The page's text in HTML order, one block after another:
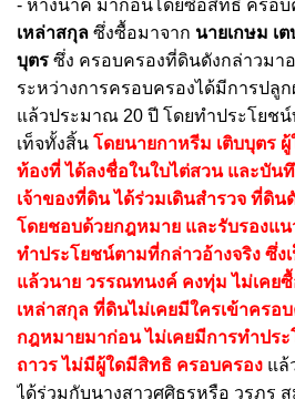
- หางนาค มาก่อนโดยซื้อสิทธิ ครอบ
เหล่าสกุล ซึ่งซื้อมาจาก นายเกษม เ
บุตร ซึ่ง ครอบครองที่ดินดังกล่าวมาอ
ระหว่างการครอบครองได้มีการปลู
แล้วประมาณ 20 ปี โดยทําประโยชน์
เท็จทั้งสิ้น โดยนายกาหรีม เติบบุตร
ท้องที่ ได้ลงชื่อในใบไต่สวน และบัน
เจ้าของที่ดิน ได้ร่วมเดินสํารวจ ที่ดิ
โดยชอบด้วยกฎหมาย และรับรองแ
ทําประโยชน์ตามที่กล่าวอ้างจริง ซึ่ง
แล้วนาย วรรณทนงค์ คงทุ่ม ไม่เคย
เหล่าสกุล ที่ดินไม่เคยมีใครเข้าครอ
กฎหมายมาก่อน ไม่เคยมีการทําประ
ถาวร ไม่มีผู้ใดมีสิทธิ ครอบครอง แล้
ได้ร่วมกับนางสาวศศิธรหรือ วรภร